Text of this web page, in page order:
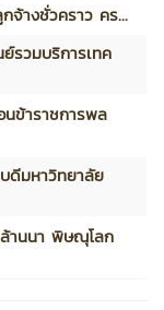
จ้างชั่วคราว คร...
รวมบริการเทค
นข้าราชการพล
ดีมหาวิทยาลัย
ล้านนา พิษณุโลก